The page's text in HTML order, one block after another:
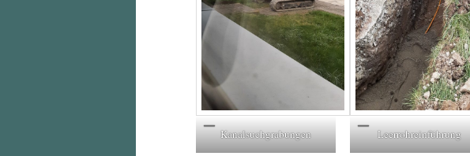
Kanalsuchgrabungen Leerrohreinführung